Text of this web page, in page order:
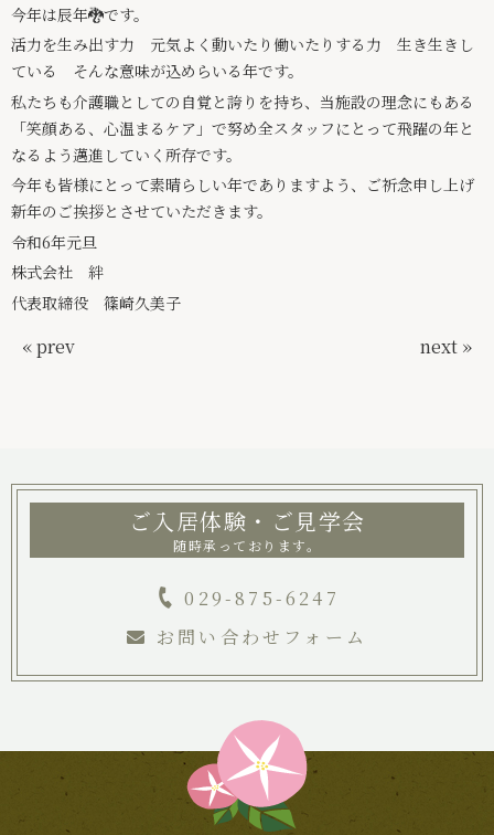
今年は辰年🐉です。
活力を生み出す力 元気よく動いたり働いたりする力 生き生きし
ている そんな意味が込めらいる年です。
私たちも介護職としての自覚と誇りを持ち、当施設の理念にもある
「笑顔ある、心温まるケア」で努め全スタッフにとって飛躍の年と
なるよう邁進していく所存です。
今年も皆様にとって素晴らしい年でありますよう、ご祈念申し上げ
新年のご挨拶とさせていただきます。
令和6年元旦
株式会社 絆
代表取締役 篠崎久美子
« prev next »
ご入居体験・ご見学会
随時承っております。
029-875-6247
お問い合わせフォーム